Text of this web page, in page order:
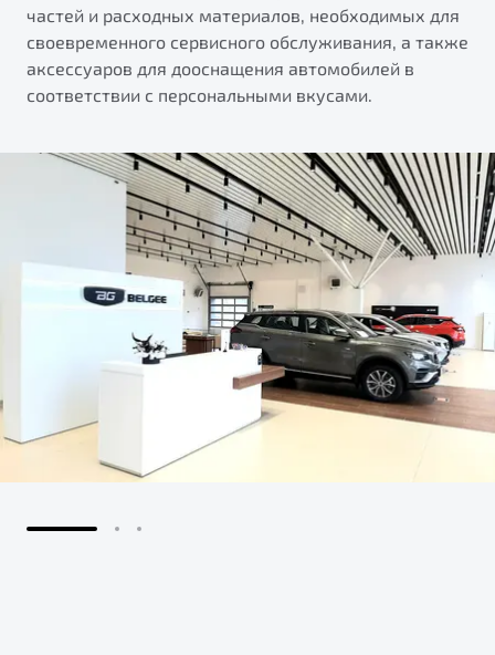
Универсальный кроссовер
от 2 499 990 ₽*
Обзор В наличии
Клиентская поддержка
частей и расходных материалов, необходимых для
своевременного сервисного обслуживания, а также
аксессуаров для дооснащения автомобилей в
соответствии с персональными вкусами.